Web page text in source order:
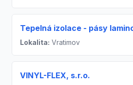
Tepelná izolace - pásy
Lokalita: Vratimov
VINYL-FLEX, s.r.o.